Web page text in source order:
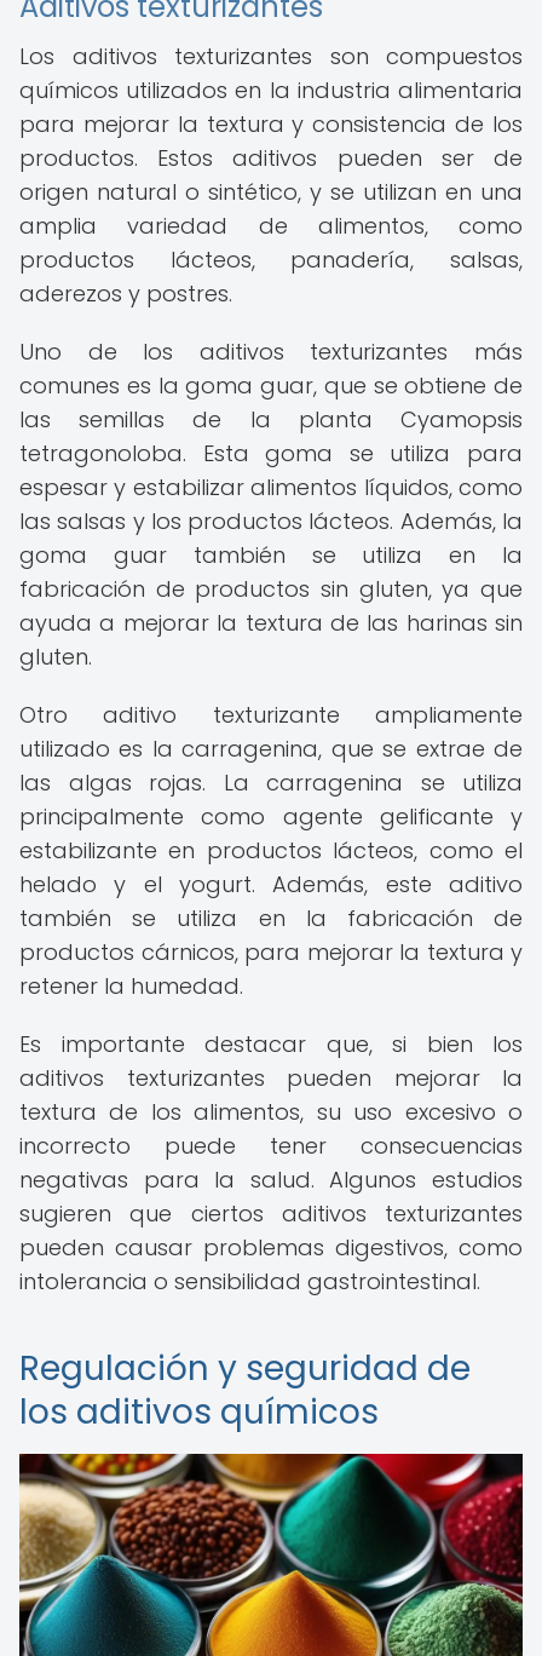
Los aditivos texturizantes son compuestos
químicos utilizados en la industria alimentaria
para mejorar la textura y consistencia de los
productos. Estos aditivos pueden ser de
origen natural o sintético, y se utilizan en una
amplia variedad de alimentos, como
productos lácteos, panadería, salsas,
aderezos y postres.
Uno de los aditivos texturizantes más
comunes es la goma guar, que se obtiene de
las semillas de la planta Cyamopsis
tetragonoloba. Esta goma se utiliza para
espesar y estabilizar alimentos líquidos, como
las salsas y los productos lácteos. Además, la
goma guar también se utiliza en la
fabricación de productos sin gluten, ya que
ayuda a mejorar la textura de las harinas sin
gluten.
Otro aditivo texturizante ampliamente
utilizado es la carragenina, que se extrae de
las algas rojas. La carragenina se utiliza
principalmente como agente gelificante y
estabilizante en productos lácteos, como el
helado y el yogurt. Además, este aditivo
también se utiliza en la fabricación de
productos cárnicos, para mejorar la textura y
retener la humedad.
Es importante destacar que, si bien los
aditivos texturizantes pueden mejorar la
textura de los alimentos, su uso excesivo o
incorrecto puede tener consecuencias
negativas para la salud. Algunos estudios
sugieren que ciertos aditivos texturizantes
pueden causar problemas digestivos, como
intolerancia o sensibilidad gastrointestinal.
Regulación y seguridad de
los aditivos químicos